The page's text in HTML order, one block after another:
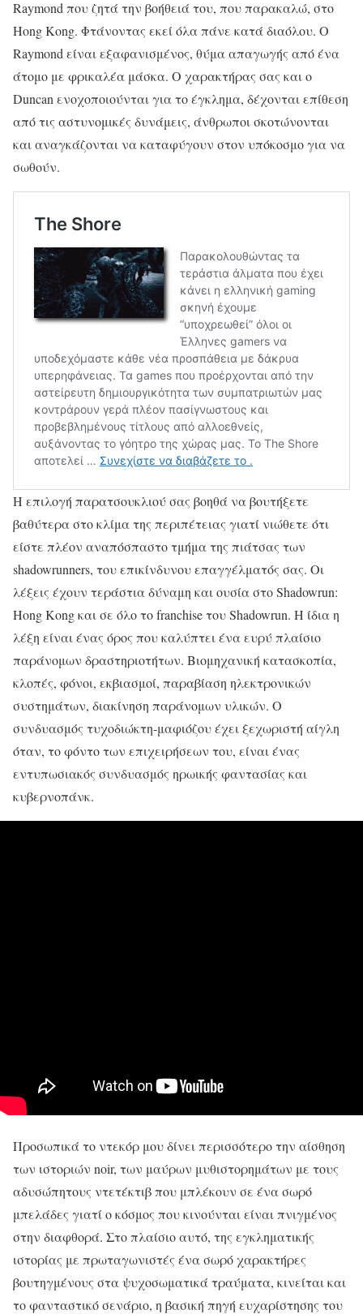
Raymond που ζητά την βοήθειά του, που παρακαλώ, στο
Hong Kong. Φτάνοντας εκεί όλα πάνε κατά διαόλου. Ο
Raymond είναι εξαφανισμένος, θύμα απαγωγής από ένα
άτομο με φρικαλέα μάσκα. Ο χαρακτήρας σας και ο
Duncan ενοχοποιούνται για το έγκλημα, δέχονται επίθεση
από τις αστυνομικές δυνάμεις, άνθρωποι σκοτώνονται
και αναγκάζονται να καταφύγουν στον υπόκοσμο για να
σωθούν.
H επιλογή παρατσουκλιού σας βοηθά να βουτήξετε
βαθύτερα στο κλίμα της περιπέτειας γιατί νιώθετε ότι
είστε πλέον αναπόσπαστο τμήμα της πιάτσας των
shadowrunners, του επικίνδυνου επαγγέλματός σας. Οι
λέξεις έχουν τεράστια δύναμη και ουσία στο Shadowrun:
Hong Kong και σε όλο το franchise του Shadowrun. Η ίδια η
λέξη είναι ένας όρος που καλύπτει ένα ευρύ πλαίσιο
παράνομων δραστηριοτήτων. Βιομηχανική κατασκοπία,
κλοπές, φόνοι, εκβιασμοί, παραβίαση ηλεκτρονικών
συστημάτων, διακίνηση παράνομων υλικών. Ο
συνδυασμός τυχοδιώκτη-μαφιόζου έχει ξεχωριστή αίγλη
όταν, το φόντο των επιχειρήσεων του, είναι ένας
εντυπωσιακός συνδυασμός ηρωικής φαντασίας και
κυβερνοπάνκ.
Προσωπικά το ντεκόρ μου δίνει περισσότερο την αίσθηση
των ιστοριών noir, των μαύρων μυθιστορημάτων με τους
αδυσώπητους ντετέκτιβ που μπλέκουν σε ένα σωρό
μπελάδες γιατί ο κόσμος που κινούνται είναι πνιγμένος
στην διαφθορά. Στο πλαίσιο αυτό, της εγκληματικής
ιστορίας με πρωταγωνιστές ένα σωρό χαρακτήρες
βουτηγμένους στα ψυχοσωματικά τραύματα, κινείται και
το φανταστικό σενάριο, η βασική πηγή ευχαρίστησης του